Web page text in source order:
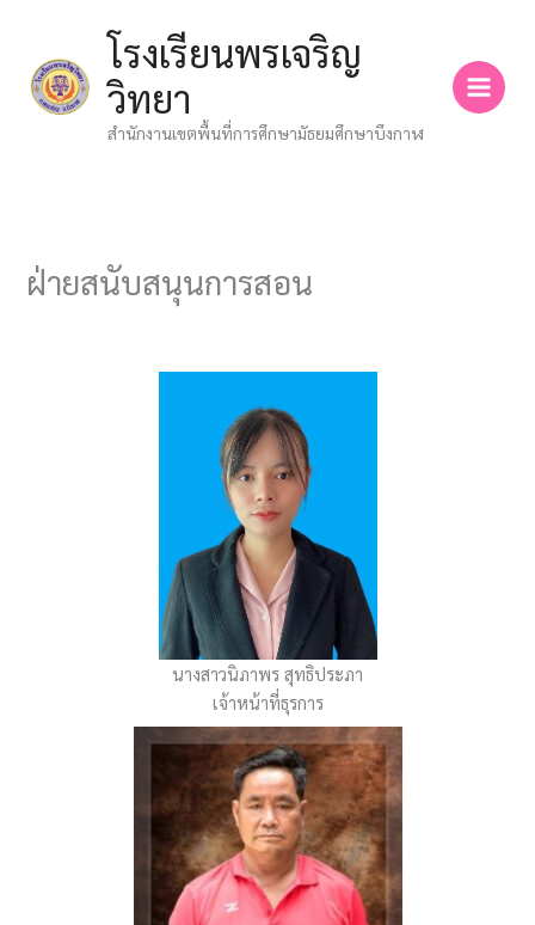
content
โรงเรียนพรเจริญ
วิทยา
สำนักงานเขตพื้นที่การศึกษามัธยมศึกษาบึงกาฬ
ฝ่ายสนับสนุนการสอน
นางสาวนิภาพร สุทธิประภา
เจ้าหน้าที่ธุรการ